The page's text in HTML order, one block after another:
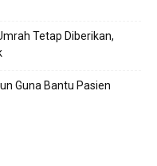
Tetap Diberikan,
Guna Bantu Pasien